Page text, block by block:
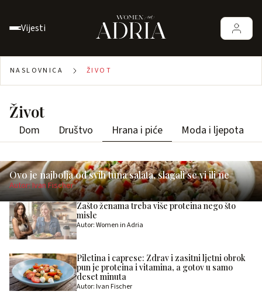
Vijesti
NASLOVNICA ŽIVOT
Život
Dom Društvo Hrana i piće Moda i ljepota
Ovo je najbolja od svih tuna salata, slagali se vi ili ne
Autor: Ivan Fischer
Zašto ženama treba više proteina nego što
misle
Autor: Women in Adria
Piletina i caprese: Zdrav i zasitni ljetni obrok
pun je proteina i vitamina, a gotov u samo
deset minuta
Autor: Ivan Fischer